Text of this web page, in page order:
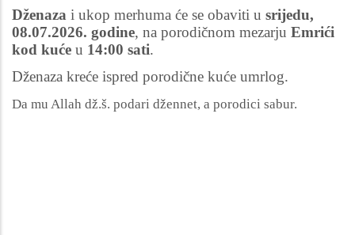
Dženaza i ukop merhuma će se obaviti u srijedu,
08.07.2026. godine, na porodičnom mezarju Emrići
kod kuće u 14:00 sati.
Dženaza kreće ispred porodične kuće umrlog.
Da mu Allah dž.š. podari džennet, a porodici sabur.